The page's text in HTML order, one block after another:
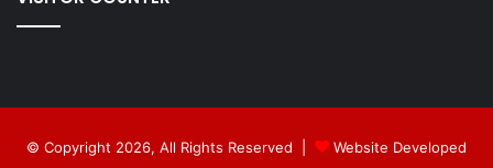
© Copyright 2026, All Rights Reserved | Website Developed